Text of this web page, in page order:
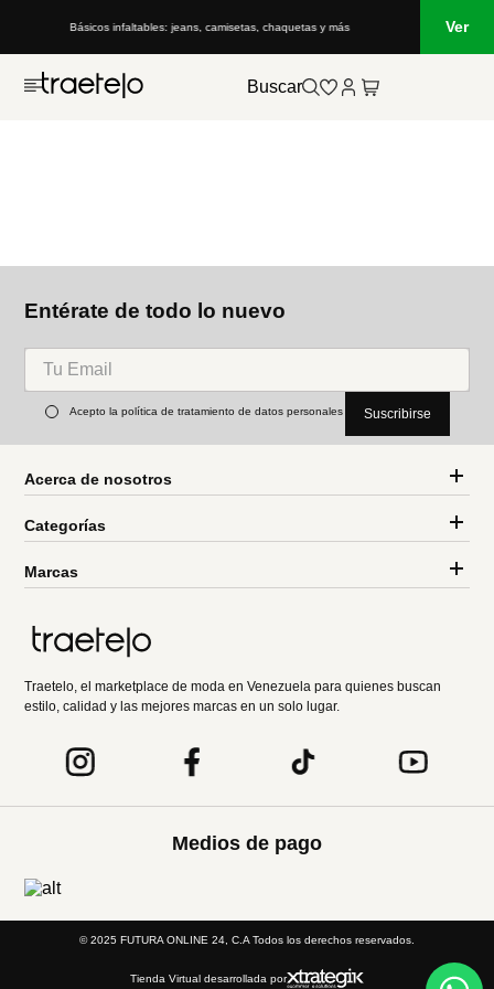
Básicos infaltables: jeans, camisetas, chaquetas y más Ver
Buscar
Entérate de todo lo nuevo
Acepto la política de tratamiento de datos personales Suscribirse
Acerca de nosotros
Categorías
Marcas
Traetelo, el marketplace de moda en Venezuela para quienes buscan
estilo, calidad y las mejores marcas en un solo lugar.
Medios de pago
© 2025 FUTURA ONLINE 24, C.A Todos los derechos reservados.
Tienda Virtual desarrollada por